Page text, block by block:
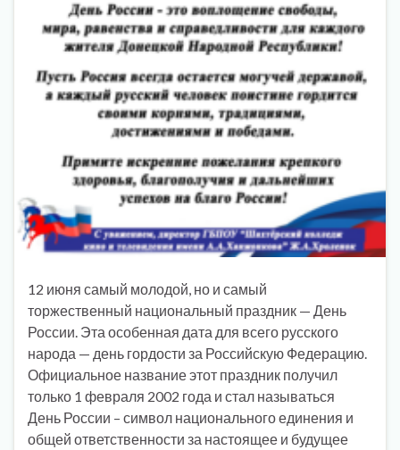
12 июня самый молодой, но и самый
торжественный национальный праздник — День
России. Эта особенная дата для всего русского
народа — день гордости за Российскую Федерацию.
Официальное название этот праздник получил
только 1 февраля 2002 года и стал называться
День России – символ национального единения и
общей ответственности за настоящее и будущее